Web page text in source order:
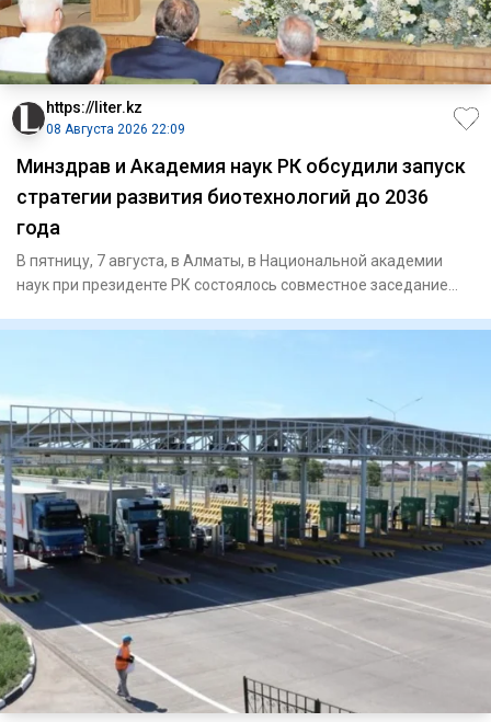
https://liter.kz
08 Августа 2026 22:09
Минздрав и Академия наук РК обсудили запуск
стратегии развития биотехнологий до 2036
года
В пятницу, 7 августа, в Алматы, в Национальной академии
наук при президенте РК состоялось совместное заседание